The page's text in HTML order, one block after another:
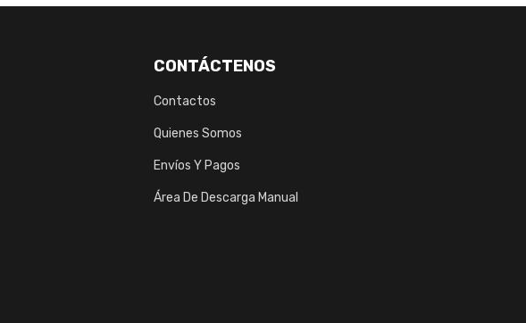
CONTÁCTENOS
Contactos
Quienes Somos
Envíos Y Pagos
Área De Descarga Manual